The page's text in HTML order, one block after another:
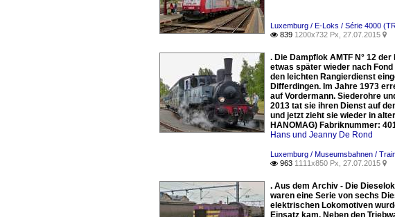
Luxemburg / E-Loks / Série 4000
 839 1200x732 Px, 27.07.2015 
. Die Dampflok AMTF N° 12
etwas später wieder nach
den leichten Rangierdienst
Differdingen. Im Jahre 1973
auf Vordermann. Siederohre
2013 tat sie ihren Dienst auf
und jetzt zieht sie wieder in
HANOMAG) Fabriknummer:
Hans und Jeanny De Rond
Luxemburg / Museumsbahnen /
 963 1111x850 Px, 27.07.2015 
. Aus dem Archiv - Die
waren eine Serie von sechs
elektrischen Lokomotiven
Einsatz kam. Neben den